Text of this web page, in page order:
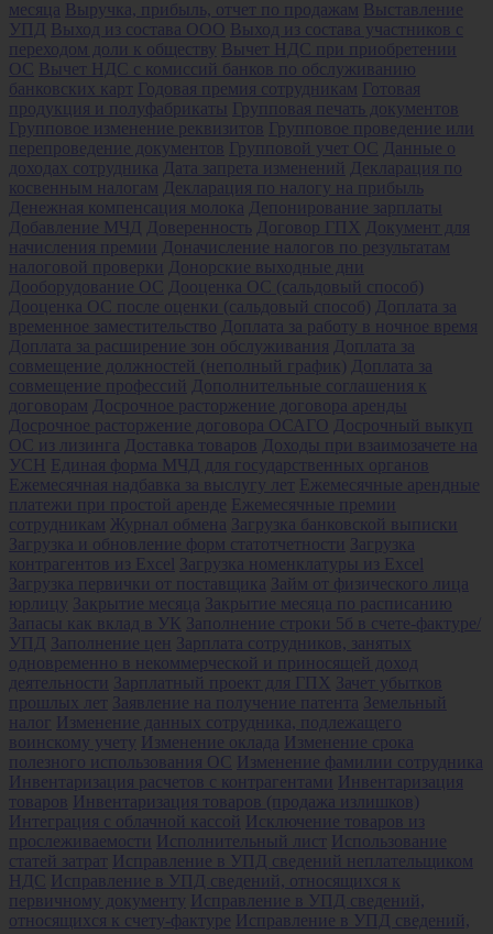
месяца Выручка, прибыль, отчет по продажам Выставление
УПД Выход из состава ООО Выход из состава участников с
переходом доли к обществу Вычет НДС при приобретении
ОС
Вычет НДС с комиссий банков по обслуживанию
банковских карт Годовая премия сотрудникам Готовая
продукция и полуфабрикаты Групповая печать документов
Групповое изменение реквизитов Групповое проведение или
перепроведение документов Групповой учет ОС
Данные о
доходах сотрудника
Дата запрета изменений
Декларация по
косвенным налогам
Декларация по налогу на прибыль
Денежная компенсация молока
Депонирование зарплаты
Добавление МЧД
Доверенность Договор ГПХ
Документ для
начисления премии
Доначисление налогов по результатам
налоговой проверки
Донорские выходные дни
Дооборудование ОС
Дооценка ОС (сальдовый способ)
Дооценка ОС после оценки (сальдовый способ)
Доплата за
временное заместительство
Доплата за работу в ночное время
Доплата за расширение зон обслуживания
Доплата за
совмещение должностей (неполный график)
Доплата за
совмещение профессий
Дополнительные соглашения к
договорам
Досрочное расторжение договора аренды
Досрочное расторжение договора ОСАГО
Досрочный выкуп
ОС из лизинга
Доставка товаров
Доходы при взаимозачете на
УСН Единая форма МЧД для государственных органов
Ежемесячная надбавка за выслугу лет Ежемесячные арендные
платежи при простой аренде Ежемесячные премии
сотрудникам Журнал обмена Загрузка банковской выписки
Загрузка и обновление форм статотчетности
Загрузка
контрагентов из Excel
Загрузка номенклатуры из Excel
Загрузка первички от поставщика Займ от физического лица
юрлицу
Закрытие месяца Закрытие месяца по расписанию
Запасы как вклад в УК
Заполнение строки 5б в счете-фактуре/
УПД
Заполнение цен
Зарплата сотрудников, занятых
одновременно в некоммерческой и приносящей доход
деятельности
Зарплатный проект для ГПХ
Зачет убытков
прошлых лет
Заявление на получение патента Земельный
налог Изменение данных сотрудника, подлежащего
воинскому учету Изменение оклада Изменение срока
полезного использования ОС
Изменение фамилии сотрудника
Инвентаризация расчетов с контрагентами Инвентаризация
товаров Инвентаризация товаров (продажа излишков)
Интеграция с облачной кассой Исключение товаров из
прослеживаемости Исполнительный лист Использование
статей затрат Исправление в УПД сведений неплательщиком
НДС
Исправление в УПД сведений, относящихся к
первичному документу Исправление в УПД сведений,
относящихся к счету-фактуре Исправление в УПД сведений,